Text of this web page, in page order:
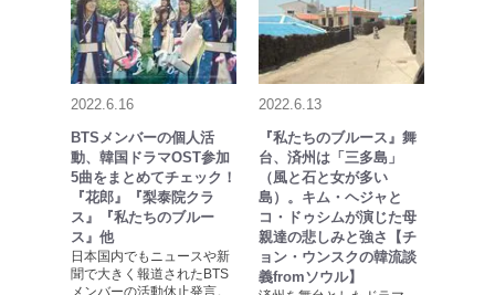
2022.6.16
BTSメンバーの個人活
動、韓国ドラマOST参加
5曲をまとめてチェック！
『花郎』『梨泰院クラ
ス』『私たちのブルー
ス』他
日本国内でもニュースや新
聞で大きく報道されたBTS
メンバーの活動休止発言。
2022.6.13
『私たちのブルース』舞
台、済州は「三多島」
（風と石と女が多い
島）。キム・ヘジャと
コ・ドゥシムが演じた母
親達の悲しみと強さ【チ
ョン・ウンスクの韓流談
義fromソウル】